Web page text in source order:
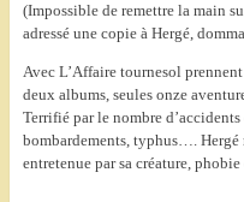
(Impossible de remettre la main
adressé une copie à Hergé,
Avec L’Affaire tournesol
deux albums, seules onze
Terrifié par le nombre
bombardements, typhus….
entretenue par sa créature,